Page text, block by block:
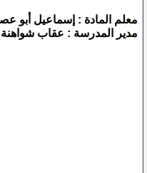
معلم المادة : إسماعيل أبو
مدير المدرسة : عقاب شواهنة